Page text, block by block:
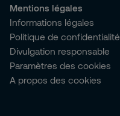
Mentions légales
Informations légales
Politique de confidentialité
Divulgation responsable
Paramètres des cookies
A propos des cookies